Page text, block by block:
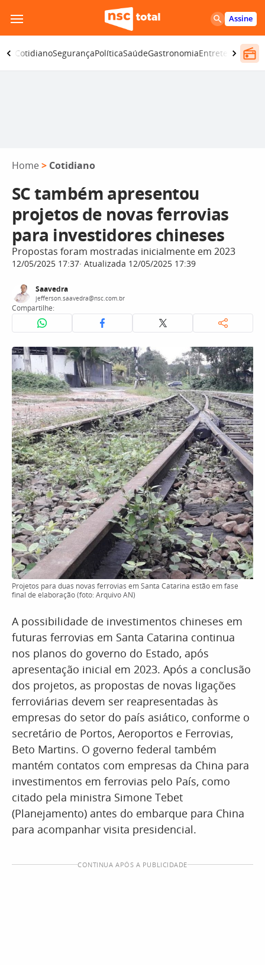
para
o
conteúdo
Assine
CotidianoSegurançaPolíticaSaúdeGastronomiaEntretenimento
Home > Cotidiano
SC também apresentou
projetos de novas ferrovias
para investidores chineses
Propostas foram mostradas inicialmente em 2023
12/05/2025 17:37 Atualizada 12/05/2025 17:39
Saavedra
jefferson.saavedra@nsc.com.br
Compartilhe:
Projetos para duas novas ferrovias em Santa Catarina estão em fase
final de elaboração (foto: Arquivo AN)
A possibilidade de investimentos chineses em
futuras ferrovias em Santa Catarina continua
nos planos do governo do Estado, após
apresentação inicial em 2023. Após a conclusão
dos projetos, as propostas de novas ligações
ferroviárias devem ser reapresentadas às
empresas do setor do país asiático, conforme o
secretário de Portos, Aeroportos e Ferrovias,
Beto Martins. O governo federal também
mantém contatos com empresas da China para
investimentos em ferrovias pelo País, como
citado pela ministra Simone Tebet
(Planejamento) antes do embarque para China
para acompanhar visita presidencial.
CONTINUA APÓS A PUBLICIDADE